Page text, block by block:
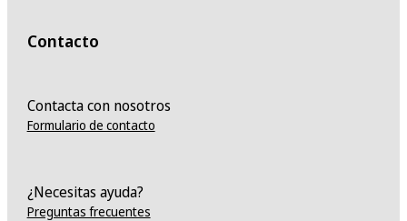
Contacto
Contacta con nosotros
Formulario de contacto
¿Necesitas ayuda?
Preguntas frecuentes